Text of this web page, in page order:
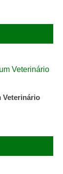
Veterinário